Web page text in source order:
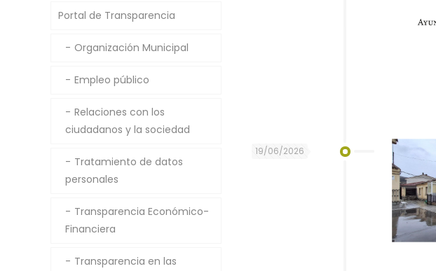
19/06/2026
Portal de Transparencia
Organización Municipal
Empleo público
Relaciones con los
ciudadanos y la sociedad
Tratamiento de datos
personales
Transparencia Económico-
Financiera
Transparencia en las